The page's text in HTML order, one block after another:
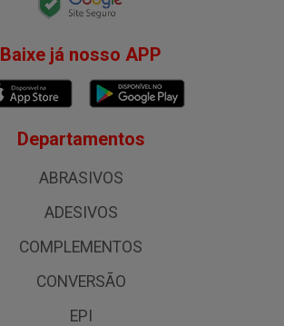
Baixe já nosso APP
Departamentos
ABRASIVOS
ADESIVOS
COMPLEMENTOS
CONVERSÃO
EPI